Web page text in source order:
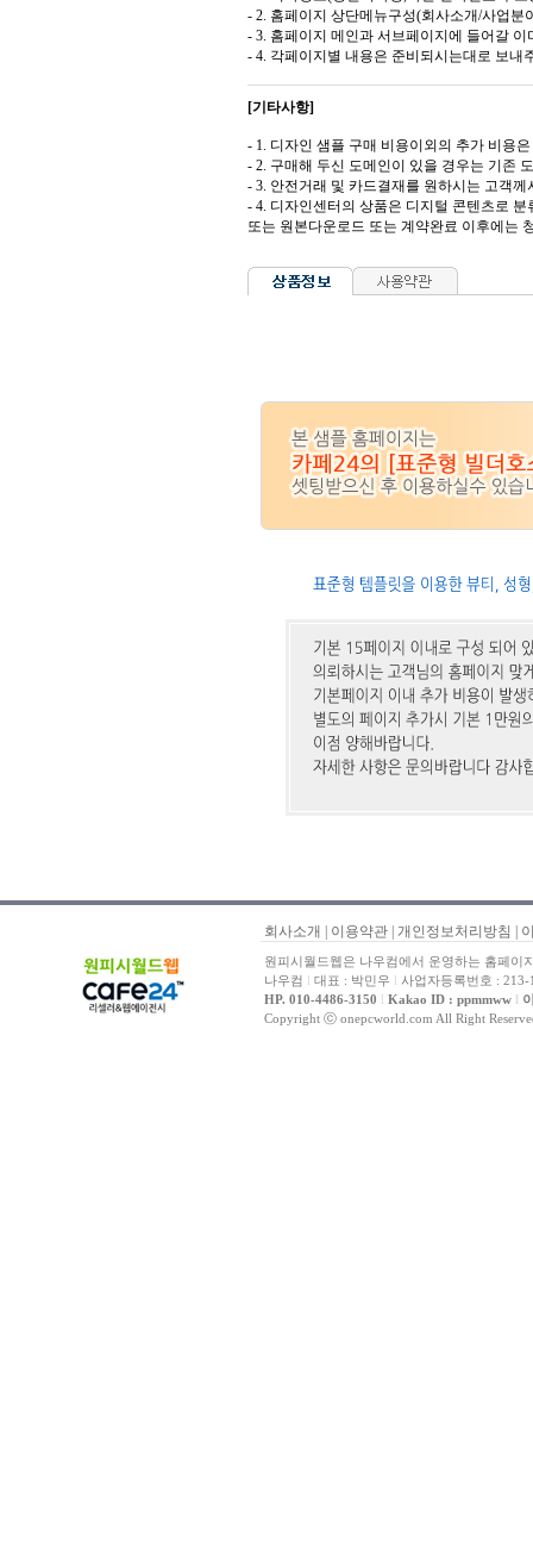
- 2. 홈페이지 상단메뉴구성(회사소개/사업분
- 3. 홈페이지 메인과 서브페이지에 들어갈 이
- 4. 각페이지별 내용은 준비되시는대로 보내
[기타사항]
- 1. 디자인 샘플 구매 비용이외의 추가 비용
- 2. 구매해 두신 도메인이 있을 경우는 기존
- 3. 안전거래 및 카드결재를 원하시는 고객
- 4. 디자인센터의 상품은 디지털 콘텐츠로 분
또는 원본다운로드 또는 계약완료 이후에는
회사소개 이용약관 개인정보처리방침
원피시월드웹은 나우컴에서 운영하는 홈페이
나우컴 l 대표 : 박민우 l 사업자등록번호 :
HP. 010-4486-3150 l Kakao ID : ppmmww l
Copyright ⓒ onepcworld.com All Right